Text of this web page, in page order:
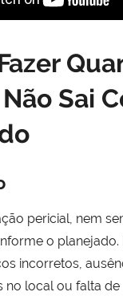
Sai
pericial, nem
o planejado.
incorretos,
no local ou falta